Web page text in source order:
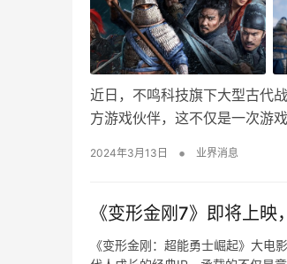
近日，不鸣科技旗下大型古代
方游戏伙伴，这不仅是一次游
2024年3月13日 • 业界消息
《变形金刚7》即将上
《变形金刚：超能勇士崛起》大